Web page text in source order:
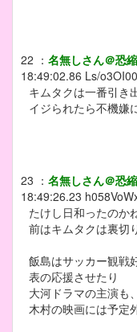
22 ： 名無しさん＠恐
18:49:02.86 Ls/
キムタクは一番引き
イジられたら不機嫌
23 ： 名無しさん＠恐
18:49:26.23
たけし日和ったのか
前はキムタクは裏切
飯島はサッカー観戦
表の応援させたり
大河ドラマの主演も
木村の映画には予定